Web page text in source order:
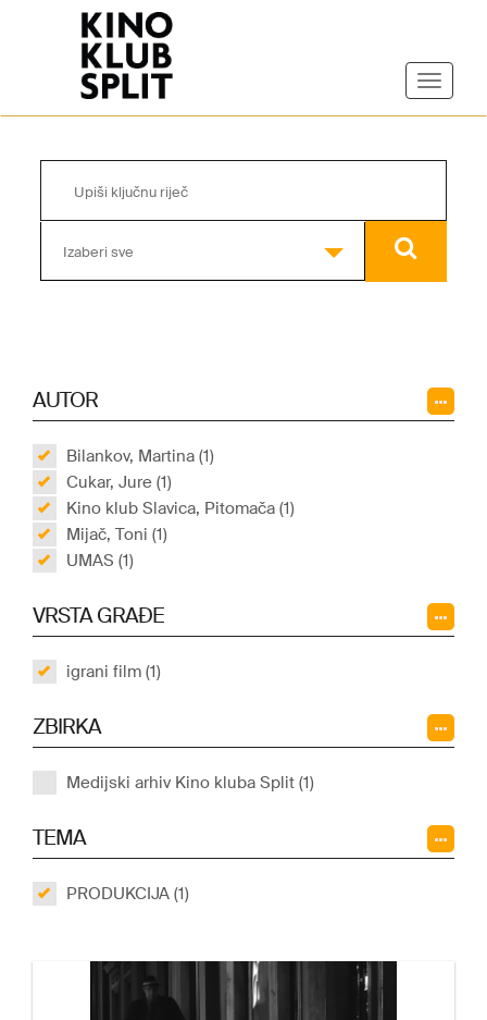
Izaberi sve
AUTOR
Bilankov, Martina (1)
Cukar, Jure (1)
Kino klub Slavica, Pitomača (1)
Mijač, Toni (1)
UMAS (1)
VRSTA GRAĐE
igrani film (1)
ZBIRKA
Medijski arhiv Kino kluba Split (1)
TEMA
PRODUKCIJA (1)